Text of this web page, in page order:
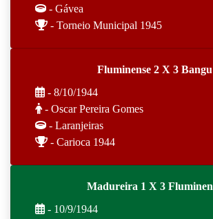
- Gávea
- Torneio Municipal 1945
Fluminense 2 X 3 Bangu
- 8/10/1944
- Oscar Pereira Gomes
- Laranjeiras
- Carioca 1944
Madureira 1 X 3
- 10/9/1944